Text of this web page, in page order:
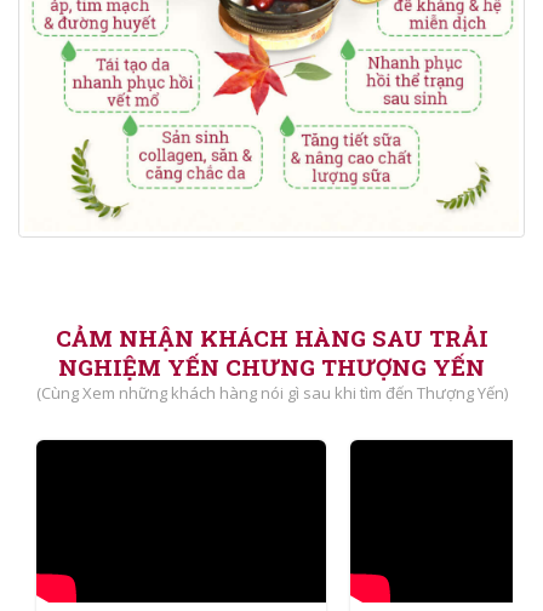
CẢM NHẬN KHÁCH HÀNG SAU TRẢI
NGHIỆM YẾN CHƯNG THƯỢNG YẾN
(Cùng Xem những khách hàng nói gì sau khi tìm đến Thượng Yến)